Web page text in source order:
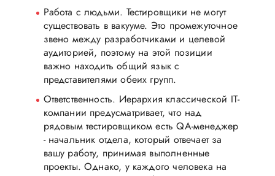
Работа с людьми. Тестировщики не могут
существовать в вакууме. Это промежуточное
звено между разработчиками и целевой
аудиторией, поэтому на этой позиции
важно находить общий язык с
представителями обеих групп.
Ответственность. Иерархия классической IT-
компании предусматривает, что над
рядовым тестировщиком есть QA-менеджер
- начальник отдела, который отвечает за
вашу работу, принимая выполненные
проекты. Однако, у каждого человека на